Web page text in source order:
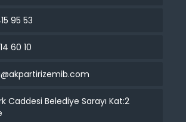
95 53
60 10
Caddesi Belediye Sarayı Kat:2